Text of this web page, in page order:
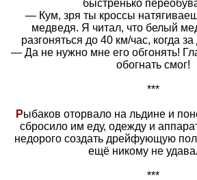
быстренько
— Кум, зря ты кроссы
медведя. Я читал, что белый
разгоняться до 40 км/час, когда
— Да не нужно мне его обгонять!
обогнать смог!
***
Рыбaков оторвaло нa льдине и
сбросило им еду, одежду и
недорого создaть дрейфующую
ещё никому не
***